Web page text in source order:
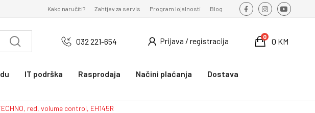
Kako naručiti? Zahtjev za servis Program lojalnosti Blog
032 221-654 Prijava / registracija 0 KM
0
IT podrška Rasprodaja Načini plaćanja Dostava
red, volume control, EH145R